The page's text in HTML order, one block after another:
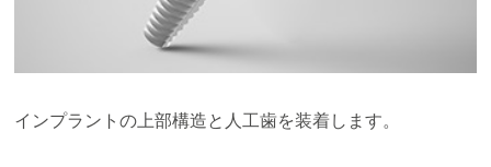
インプラントの上部構造と人工歯を装着します。